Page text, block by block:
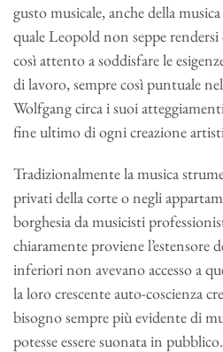
gusto musicale, anche della
quale Leopold non seppe
così attento a soddisfare le
di lavoro, sempre così puntuale
Wolfgang circa i suoi
fine ultimo di ogni creazione
Tradizionalmente la musica
privati della corte o negli
borghesia da musicisti
chiaramente proviene l’estensore
inferiori non avevano accesso a
la loro crescente auto-coscienza
bisogno sempre più evidente di
potesse essere suonata in